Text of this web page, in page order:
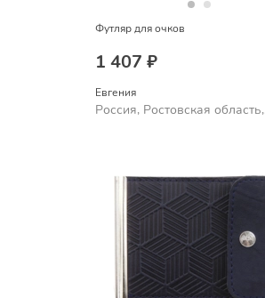
Футляр для очков
1 407 ₽
Евгения
Россия, Ростовская область,